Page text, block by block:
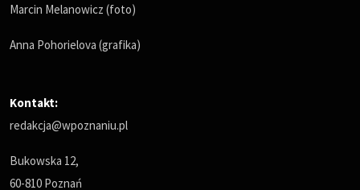
Marcin Melanowicz (foto)
Anna Pohorielova (grafika)
Kontakt:
redakcja@wpoznaniu.pl
Bukowska 12,
60-810 Poznań